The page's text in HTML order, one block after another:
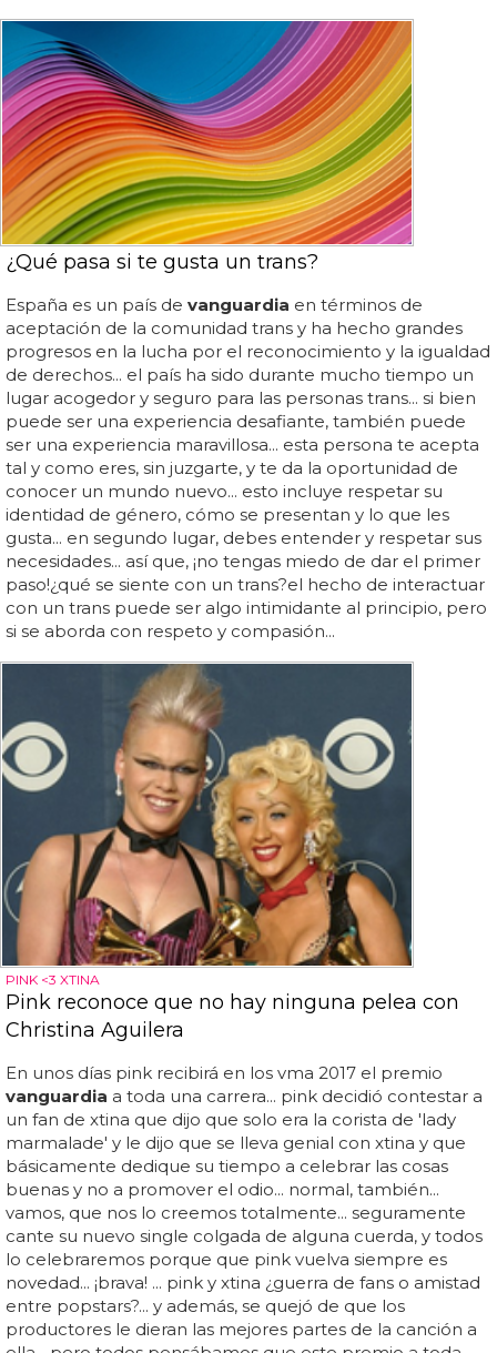
¿Qué pasa si te gusta un trans?
España es un país de vanguardia en términos de
aceptación de la comunidad trans y ha hecho grandes
progresos en la lucha por el reconocimiento y la igualdad
de derechos... el país ha sido durante mucho tiempo un
lugar acogedor y seguro para las personas trans... si bien
puede ser una experiencia desafiante, también puede
ser una experiencia maravillosa... esta persona te acepta
tal y como eres, sin juzgarte, y te da la oportunidad de
conocer un mundo nuevo... esto incluye respetar su
identidad de género, cómo se presentan y lo que les
gusta... en segundo lugar, debes entender y respetar sus
necesidades... así que, ¡no tengas miedo de dar el primer
paso!¿qué se siente con un trans?el hecho de interactuar
con un trans puede ser algo intimidante al principio, pero
si se aborda con respeto y compasión...
PINK <3 XTINA
Pink reconoce que no hay ninguna pelea con
Christina Aguilera
En unos días pink recibirá en los vma 2017 el premio
vanguardia a toda una carrera... pink decidió contestar a
un fan de xtina que dijo que solo era la corista de 'lady
marmalade' y le dijo que se lleva genial con xtina y que
básicamente dedique su tiempo a celebrar las cosas
buenas y no a promover el odio... normal, también...
vamos, que nos lo creemos totalmente... seguramente
cante su nuevo single colgada de alguna cuerda, y todos
lo celebraremos porque que pink vuelva siempre es
novedad... ¡brava! ... pink y xtina ¿guerra de fans o amistad
entre popstars?... y además, se quejó de que los
productores le dieran las mejores partes de la canción a